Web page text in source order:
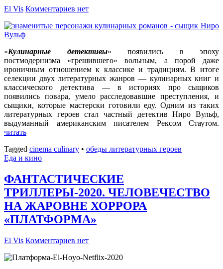
El Vis Комментариев нет
«Кулинарные детективы» появились в эпоху
постмодернизма «грешившего» вольным, а порой даже
ироничным отношением к классике и традициям. В итоге
селекции двух литературных жанров — кулинарных книг и
классического детектива — в историях про сыщиков
появились повара, умело расследовавшие преступления, и
сыщики, которые мастерски готовили еду. Одним из таких
литературных героев стал частный детектив Ниро Вульф,
выдуманный американским писателем Рексом Стаутом.
читать
Tagged cinema culinary • обеды литературных героев
Еда и кино
ФАНТАСТИЧЕСКИЕ
ТРИЛЛЕРЫ-2020. ЧЕЛОВЕЧЕСТВО
НА ЖАРОВНЕ ХОРРОРА
«ПЛАТФОРМА»
El Vis Комментариев нет